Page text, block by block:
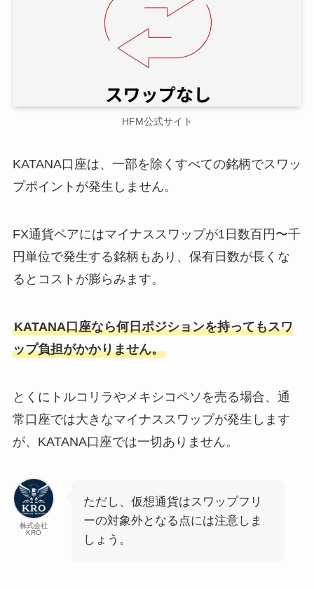
HFM公式サイト
KATANA口座は、一部を除くすべての銘柄でスワッ
プポイントが発生しません。
FX通貨ペアにはマイナススワップが1日数百円〜千
円単位で発生する銘柄もあり、保有日数が長くな
るとコストが膨らみます。
KATANA口座なら何日ポジションを持ってもスワ
ップ負担がかかりません。
とくにトルコリラやメキシコペソを売る場合、通
常口座では大きなマイナススワップが発生します
が、KATANA口座では一切ありません。
株式会社
KRO
ただし、仮想通貨はスワップフリ
ーの対象外となる点には注意しま
しょう。